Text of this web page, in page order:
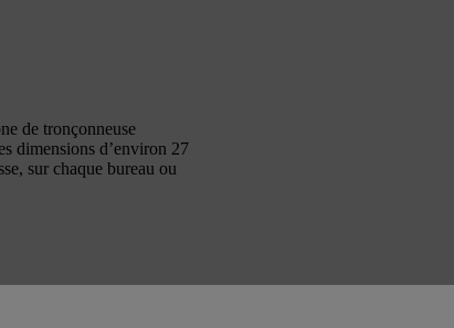
de tronçonneuse
dimensions d’environ 27
sur chaque bureau ou